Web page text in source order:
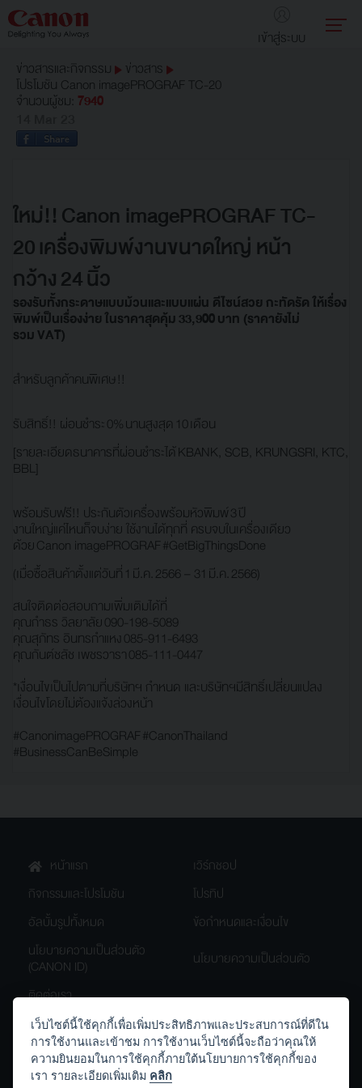
เข้าสู่ระบบ
ข่าวสารและกิจกรรม
ข่าวสาร
โปรโมชัน Canon imagePROGRAF TC-20
จำนวนผู้ชม: 7940
ใหม่!! Canon imagePROGRAF TC-
20 เครื่องพิมพ์งานขนาดใหญ่ หน้า
กว้าง 24 นิ้ว
รองรับทั้งกระดาษแบบม้วนและแบบแผ่น ดีไซน์สวย กะทัดรัด ให้เรื่อง
พิมพ์เป็นเรื่องง่าย ในราคาสุดคุ้ม 33,900 บาท (ราคายังไม่
รวม VAT)
สำหรับลูกค้าคนพิเศษ !!
รับสิทธิ์!! ผ่อนชำระ 0% นานสูงสุด 10 เดือน
[รายละเอียดธนาคารที่ผ่อนชำระได้ KBANK, SCB, KRUNGSRI, KTC,
BBL]
พร้อมรับฟรี!! ประกันตัวเครื่องพร้อมหัวพิมพ์ 3 ปี
งานใหญ่แค่ไหนก็จบง่าย ใช้งานได้ทุกที่ ครบจบในเครื่องเดียว
ด้วย Canon imagePROGRAF#GetBigThingsDone
(เมื่อซื้อสินค้าตั้งแต่วันที่ 1 มี.ค. 2566 – 31 มี.ค. 2566)
สนใจติดต่อสอบถามเพิ่มเติมได้ที่
คุณกำธร วิลยาลัย 090-198-5089
คุณสุภัทร อินทรกำแหง 085-911-6493
คุณกันต์ชลัช เพชรวารา 085-111-0447
*เงื่อนไขเป็นไปตามที่บริษัทฯ กำหนด และบริษัทฯมีสิทธิ์เปลี่ยนแปลง
เงื่อนไขโดยไม่ต้องแจ้งล่วงหน้า
#CanonimagePROGRAF#CanonThailand
#BusinessCanBeSimple
หน้าแรก
เวิร์กชอป
กิจกรรมและโปรโมชัน
โปรทิป
อัลบั้มรูปทั้งหมด
ข้อกำหนดและเงื่อนไข
นโยบายความเป็นส่วนตัว
(CANON ID)
นโยบายความเป็นส่วนตัว
ติดต่อเรา
th.canon Canon.Thailand
เว็บไซต์นี้ใช้คุกกี้เพื่อเพิ่มประสิทธิภาพและประสบการณ์ที่ดีใน
การใช้งานและเข้าชม การใช้งานเว็บไซต์นี้จะถือว่าคุณให้
ความยินยอมในการใช้คุกกี้ภายใต้นโยบายการใช้คุกกี้ของ
เรา รายละเอียดเพิ่มเติม คลิก